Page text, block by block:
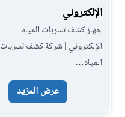
الإلكتروني
جهاز كشف تسربات المياه
الإلكتروني | شركة كشف تسربات
المياه…
عرض المزيد